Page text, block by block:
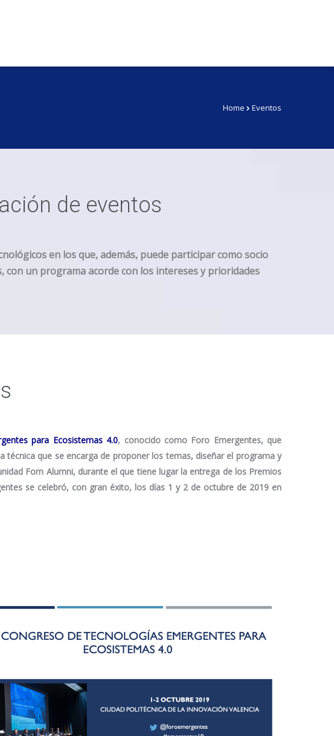
Home Eventos
de eventos
en los que, además, puede participar como socio
con un programa acorde con los intereses y prioridades
para Ecosistemas 4.0, conocido como Foro Emergentes, que
técnica que se encarga de proponer los temas, diseñar el programa y
Fom Alumni, durante el que tiene lugar la entrega de los Premios
se celebró, con gran éxito, los días 1 y 2 de octubre de 2019 en